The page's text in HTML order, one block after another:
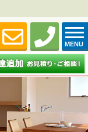
MENU